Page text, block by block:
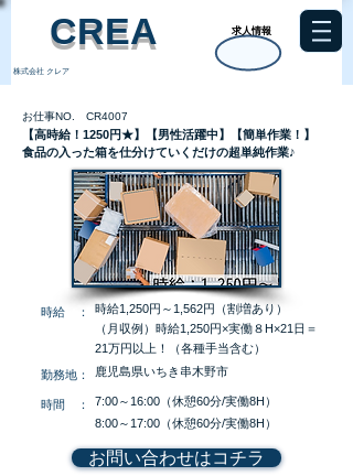
​CREA 求人情報
株式会社 クレア
お仕事NO. CR4007
【高時給！1250円★】【男性活躍中】【簡単作業！】
食品の入った箱を仕分けていくだけの超単純作業♪
​時給 ：
時給1,250円～1,562円（割増あり）
（月収例）時給1,250円×実働８H×21日＝
21万円以上！（各種手当含む）
​勤務地：
鹿児島県いちき串木野市
​時間 ：
7:00～16:00（休憩60分/実働8H）
8:00～17:00（休憩60分/実働8H）
お問い合わせはコチラ